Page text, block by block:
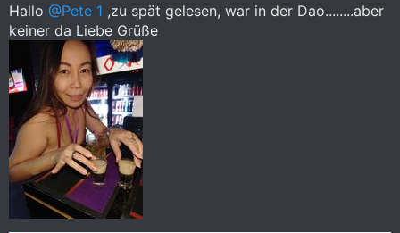
Hallo @Pete 1 ,zu spät gelesen, war in der Dao........aber
keiner da Liebe Grüße